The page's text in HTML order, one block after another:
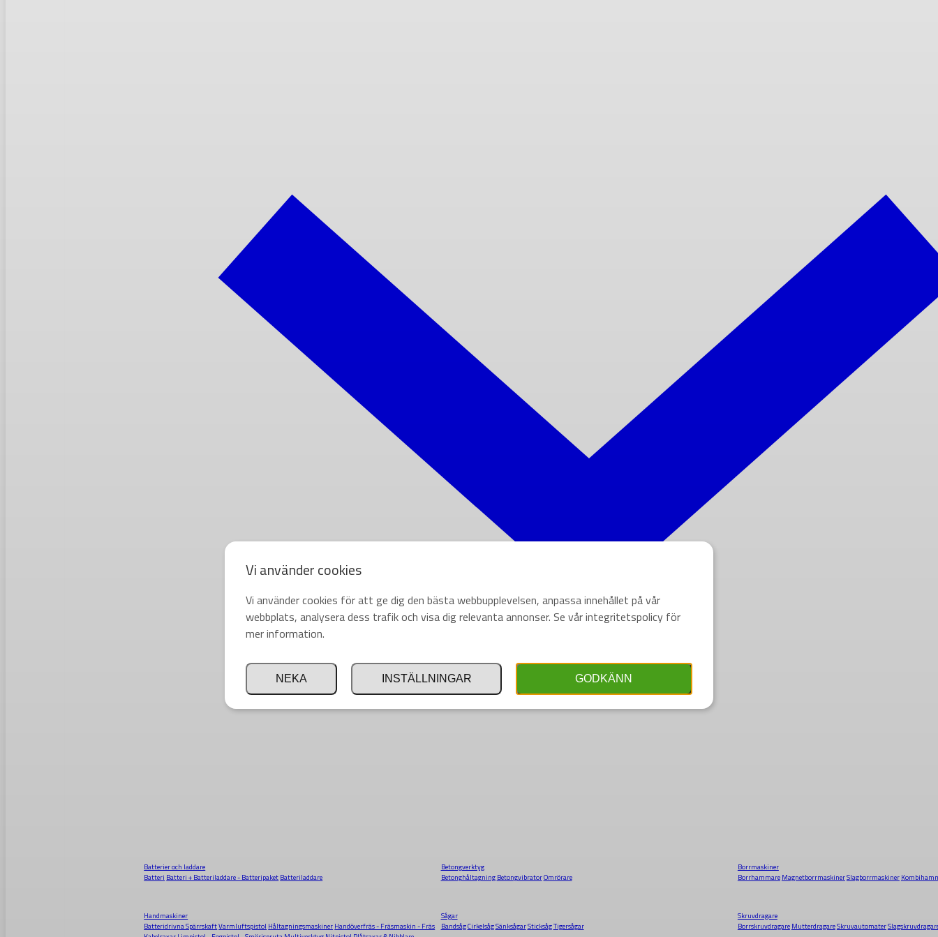
Batterier och laddare
Batteri Batteri + Batteriladdare - Batteripaket Batteriladdare
Betongverktyg
Betonghåltagning BetongvibratorOmrörare
Borrmaskiner
Borrhammare MagnetborrmaskinerSlagborrmaskiner
Handmaskiner
Batteridrivna SpärrskaftVarmluftspistol Håltagningsmaskiner Handöverfräs - Fräsmaskin - Fräs
Sågar
BandsågCirkelsågSänksågarSticksågTigersågar
Skruvdragare
Borrskruvdragare MutterdragareSkruvautomater
Vi använder cookies
Vi använder cookies för att ge dig den bästa webbupplevelsen, anpassa innehållet på vår
webbplats, analysera dess trafik och visa dig relevanta annonser. Se vår integritetspolicy för
mer information.
GODKÄNN
INSTÄLLNINGAR
NEKA